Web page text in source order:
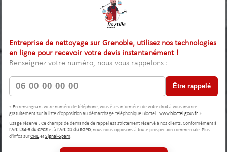
Entreprise de nettoyage sur Grenoble, utilisez nos technologies
en ligne pour recevoir votre devis instantanément !
Renseignez votre numéro, nous vous rappelons :
Être rappelé
« En renseignant votre numéro de téléphone, vous êtes informé(e) de votre droit à vous inscrire
gratuitement sur la liste d'opposition au démarchage téléphonique Bloctel : www.bloctel.gouv.fr. »
Usage réservé : Ce champs de demande de rappel est strictement réservé à nos clients. Conformément à
l'Art. L34-5 du CPCEet à l'Art. 21 du RGPD, nous nous opposons à toute prospection commerciale. Plus
d'infos surCNILetSignal-Spam.